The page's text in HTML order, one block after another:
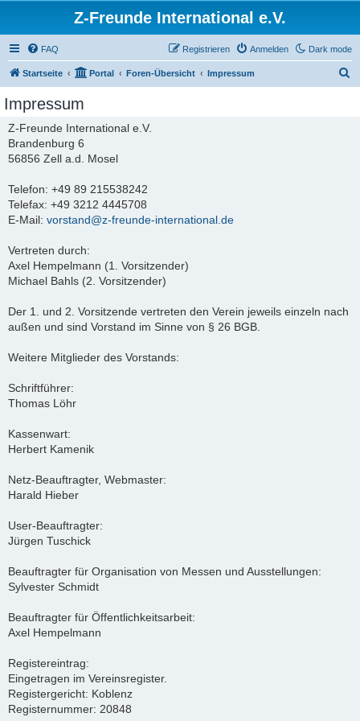
Z-Freunde International e.V.
Dark mode
FAQ Anmelden
Registrieren
Startseite Portal Foren-Übersicht Impressum
Impressum
Z-Freunde International e.V.
Brandenburg 6
56856 Zell a.d. Mosel
Telefon: +49 89 215538242
Telefax: +49 3212 4445708
E-Mail: vorstand@z-freunde-international.de
Vertreten durch:
Axel Hempelmann (1. Vorsitzender)
Michael Bahls (2. Vorsitzender)
Der 1. und 2. Vorsitzende vertreten den Verein jeweils einzeln nach
außen und sind Vorstand im Sinne von § 26 BGB.
Weitere Mitglieder des Vorstands:
Schriftführer:
Thomas Löhr
Kassenwart:
Herbert Kamenik
Netz-Beauftragter, Webmaster:
Harald Hieber
User-Beauftragter:
Jürgen Tuschick
Beauftragter für Organisation von Messen und Ausstellungen:
Sylvester Schmidt
Beauftragter für Öffentlichkeitsarbeit:
Axel Hempelmann
Registereintrag:
Eingetragen im Vereinsregister.
Registergericht: Koblenz
Registernummer: 20848